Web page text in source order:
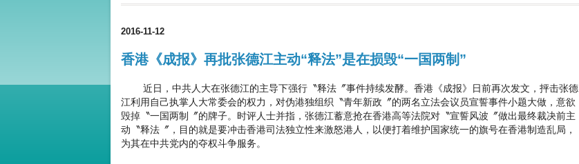
2016-11-12
香港《成报》再批张德江主动“释法”是在损毁“一国两制”
近日，中共人大在张德江的主导下强行〝释法〞事件持续发酵。香港《成报》日前再次发文，抨击张德
江利用自己执掌人大常委会的权力，对伪港独组织〝青年新政〞的两名立法会议员宣誓事件小题大做，意欲
毁掉〝一国两制〞的牌子。时评人士并指，张德江蓄意抢在香港高等法院对〝宣誓风波〞做出最终裁决前主
动〝释法〞，目的就是要冲击香港司法独立性来激怒港人，以便打着维护国家统一的旗号在香港制造乱局，
为其在中共党内的夺权斗争服务。